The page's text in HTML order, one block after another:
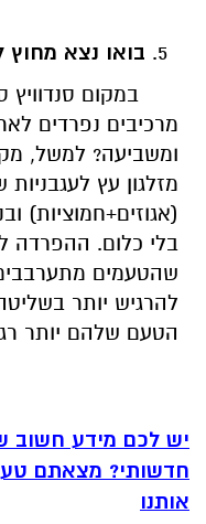
בואו נצא מחוץ
במקום סנדוויץ
מרכיבים נפרדים
ומשביעה? למשל,
מזלגון עץ
(אגוזים+חמוציות)
בלי כלום. ההפרדה
שהטעמים
להרגיש יותר
הטעם שלהם יותר
יש לכם מידע חשוב
חדשותי? מצאתם
אותנו